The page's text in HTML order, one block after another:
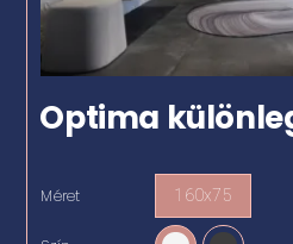
Optima
Méret 160x75